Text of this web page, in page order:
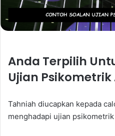
Anda Terpilih
Ujian Psikometrik
Tahniah diucapkan kepada
menghadapi ujian psikometrik